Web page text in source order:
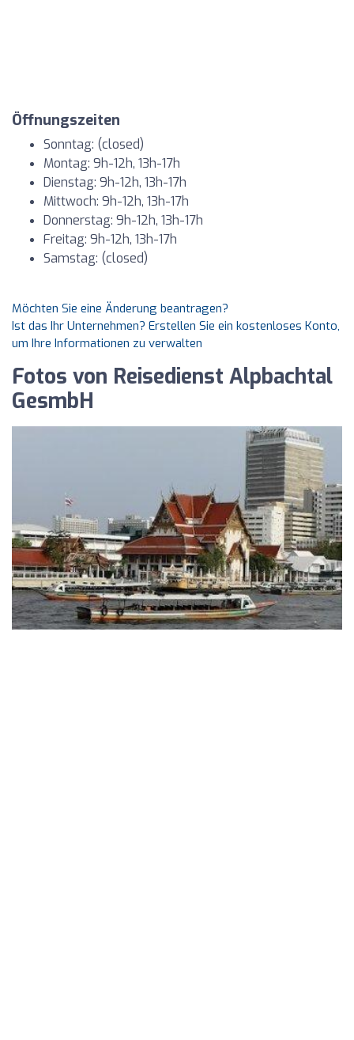
Öffnungszeiten
Sonntag: (closed)
Montag: 9h-12h, 13h-17h
Dienstag: 9h-12h, 13h-17h
Mittwoch: 9h-12h, 13h-17h
Donnerstag: 9h-12h, 13h-17h
Freitag: 9h-12h, 13h-17h
Samstag: (closed)
Möchten Sie eine Änderung beantragen?
Ist das Ihr Unternehmen? Erstellen Sie ein kostenloses Konto,
um Ihre Informationen zu verwalten
Fotos von Reisedienst Alpbachtal
GesmbH